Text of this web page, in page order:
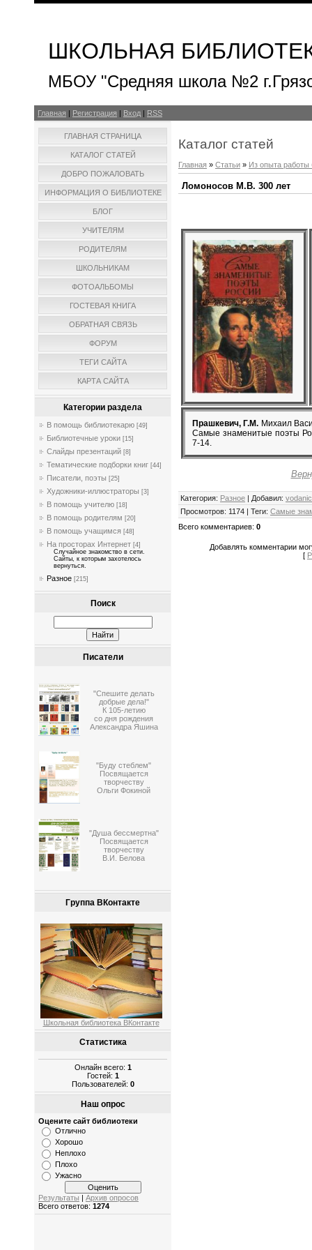
ШКОЛЬНАЯ
МБОУ "Средняя школа №2
Главная Регистрация Вход RSS
ГЛАВНАЯ СТРАНИЦА
КАТАЛОГ СТАТЕЙ
ДОБРО ПОЖАЛОВАТЬ
ИНФОРМАЦИЯ О БИБЛИОТЕКЕ
БЛОГ
УЧИТЕЛЯМ
РОДИТЕЛЯМ
ШКОЛЬНИКАМ
ФОТОАЛЬБОМЫ
ГОСТЕВАЯ КНИГА
ОБРАТНАЯ СВЯЗЬ
ФОРУМ
ТЕГИ САЙТА
КАРТА САЙТА
Категории раздела
В помощь библиотекарю [49]
Библиотечные уроки [15]
Слайды презентаций [8]
Тематические подборки книг [44]
Писатели, поэты [25]
Художники-иллюстраторы [3]
В помощь учителю [18]
В помощь родителям [20]
В помощь учащимся [48]
На просторах Интернет [4]
Случайное знакомство в сети.
Сайты, к которым захотелось
вернуться.
Разное [215]
Поиск
Писатели
"Спешите делать
добрые дела!"
К 105-летию
со дня рождения
Александра Яшина
"Буду стеблем"
Посвящается
творчеству
Ольги Фокиной
"Душа бессмертна"
Посвящается
творчеству
В.И. Белова
Группа ВКонтакте
Школьная библиотека ВКонтакте
Статистика
Онлайн всего: 1
Гостей: 1
Пользователей: 0
Наш опрос
Оцените сайт библиотеки
Отлично
Хорошо
Неплохо
Плохо
Ужасно
Результаты
Архив опросов
Всего ответов: 1274
Каталог статей
Главная » Статьи » Из опыта работы
Ломоносов М.В. 300 лет
Прашкевич, Г.М. Михаил
Самые знаменитые поэты
7-14.
Категория: Разное | Добавил:
Просмотров: 1174 | Теги: Самые
Всего комментариев: 0
Добавлять комментарии
[